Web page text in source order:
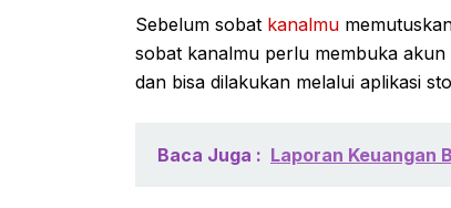
Sebelum sobat kanalmu
sobat kanalmu perlu membuka
dan bisa dilakukan melalui aplikasi
Baca Juga : Laporan Keuangan